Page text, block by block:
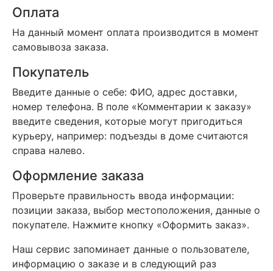
Оплата
На данный момент оплата производится в момент
самовывоза заказа.
Покупатель
Введите данные о себе: ФИО, адрес доставки,
номер телефона. В поле «Комментарии к заказу»
введите сведения, которые могут пригодиться
курьеру, например: подъезды в доме считаются
справа налево.
Оформление заказа
Проверьте правильность ввода информации:
позиции заказа, выбор местоположения, данные о
покупателе. Нажмите кнопку «Оформить заказ».
Наш сервис запоминает данные о пользователе,
информацию о заказе и в следующий раз